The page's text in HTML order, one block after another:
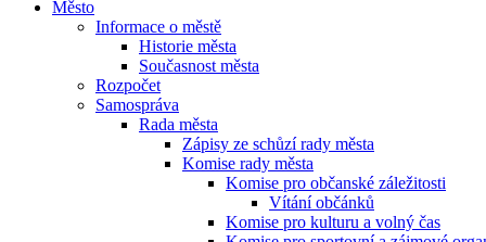
Město
Informace o městě
Historie města
Současnost města
Rozpočet
Samospráva
Rada města
Zápisy ze schůzí rady města
Komise rady města
Komise pro občanské záležitosti
Vítání občánků
Komise pro kulturu a volný čas